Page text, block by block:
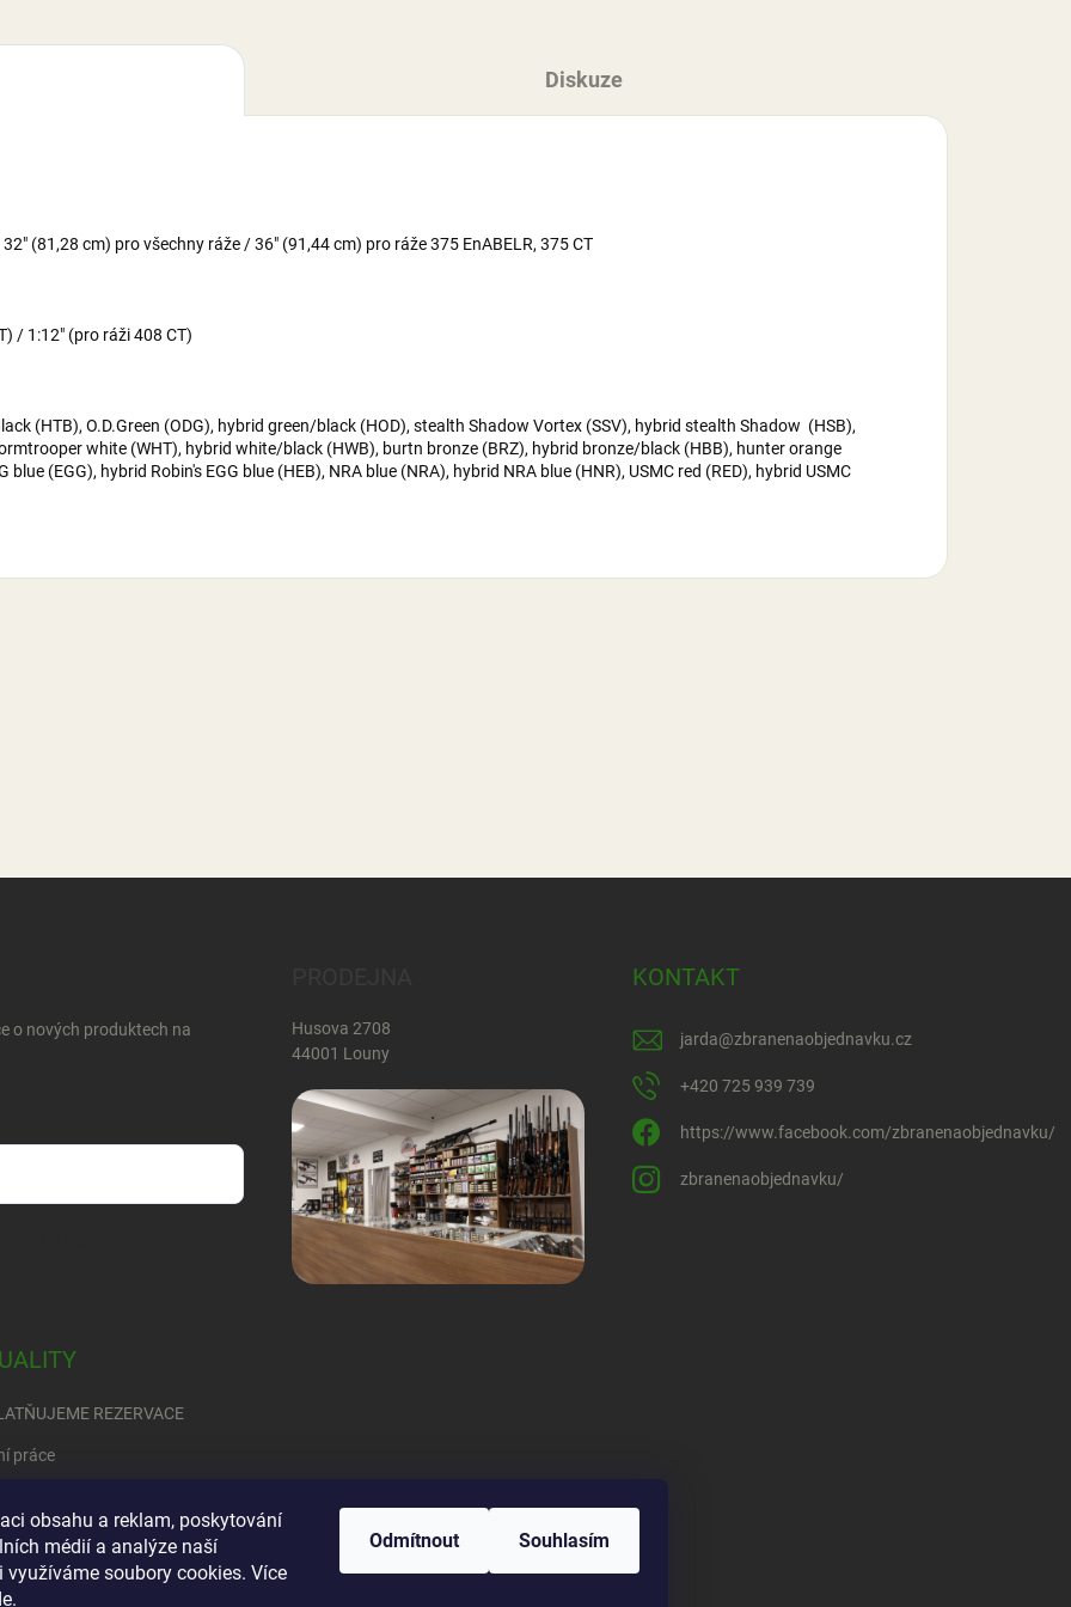
obsahu a reklam, poskytování
médií a analýze naší
využíváme soubory cookies. Více
.
Odmítnout Souhlasím
Diskuze
(81,28 cm) pro všechny ráže / 36" (91,44 cm) pro ráže 375 EnABELR, 375 CT
/ 1:12" (pro ráži 408 CT)
(HTB), O.D.Green (ODG), hybrid green/black (HOD), stealth Shadow Vortex (SSV), hybrid stealth Shadow (HSB),
white (WHT), hybrid white/black (HWB), burtn bronze (BRZ), hybrid bronze/black (HBB), hunter orange
(EGG), hybrid Robin's EGG blue (HEB), NRA blue (NRA), hybrid NRA blue (HNR), USMC red (RED), hybrid USMC
o nových produktech na
Husova 2708
44001 Louny
KONTAKT
jarda@zbranenaobjednavku.cz
+420 725 939 739
https://www.facebook.com/zbranenaobjednavku/
zbranenaobjednavku/
REZERVACE
práce
se rozhodnout….